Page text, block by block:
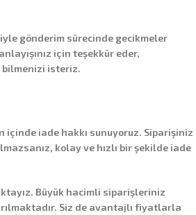
gönderim sürecinde gecikmeler
için teşekkür eder,
bilmenizi isteriz.
içinde iade hakkı sunuyoruz. Siparişiniz
kolay ve hızlı bir şekilde iade
Büyük hacimli siparişleriniz
Siz de avantajlı fiyatlarla